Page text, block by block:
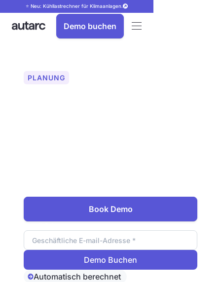
⭐ Neu: Kühllastrechner für Klimaanlagen.
Demo buchen
PLANUNG
Book Demo
Automatisch berechnet